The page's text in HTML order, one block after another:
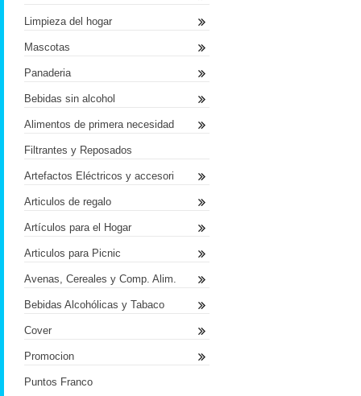
Limpieza del hogar
Mascotas
Panaderia
Bebidas sin alcohol
Alimentos de primera necesidad
Filtrantes y Reposados
Artefactos Eléctricos y accesori
Articulos de regalo
Artículos para el Hogar
Articulos para Picnic
Avenas, Cereales y Comp. Alim.
Bebidas Alcohólicas y Tabaco
Cover
Promocion
Puntos Franco